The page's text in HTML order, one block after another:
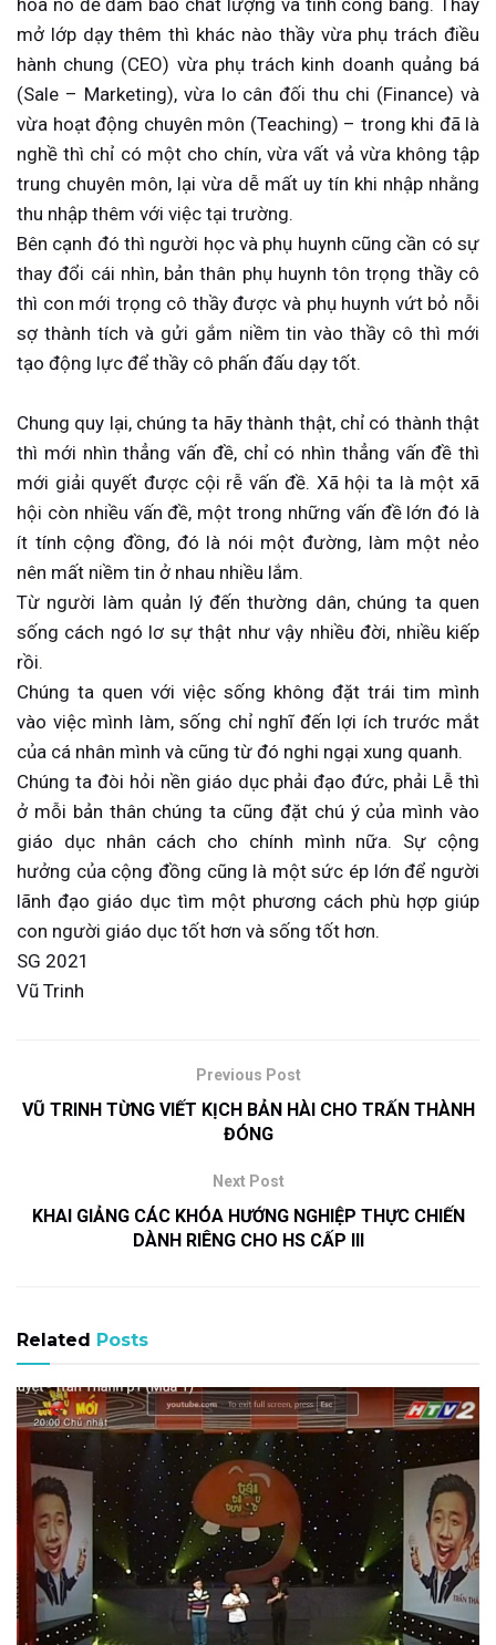
hóa nó để đảm bảo chất lượng và tính công bằng. Thầy
mở lớp dạy thêm thì khác nào thầy vừa phụ trách điều
hành chung (CEO) vừa phụ trách kinh doanh quảng bá
(Sale – Marketing), vừa lo cân đối thu chi (Finance) và
vừa hoạt động chuyên môn (Teaching) – trong khi đã là
nghề thì chỉ có một cho chín, vừa vất vả vừa không tập
trung chuyên môn, lại vừa dễ mất uy tín khi nhập nhằng
thu nhập thêm với việc tại trường.
Bên cạnh đó thì người học và phụ huynh cũng cần có sự
thay đổi cái nhìn, bản thân phụ huynh tôn trọng thầy cô
thì con mới trọng cô thầy được và phụ huynh vứt bỏ nỗi
sợ thành tích và gửi gắm niềm tin vào thầy cô thì mới
tạo động lực để thầy cô phấn đấu dạy tốt.
Chung quy lại, chúng ta hãy thành thật, chỉ có thành thật
thì mới nhìn thẳng vấn đề, chỉ có nhìn thẳng vấn đề thì
mới giải quyết được cội rễ vấn đề. Xã hội ta là một xã
hội còn nhiều vấn đề, một trong những vấn đề lớn đó là
ít tính cộng đồng, đó là nói một đường, làm một nẻo
nên mất niềm tin ở nhau nhiều lắm.
Từ người làm quản lý đến thường dân, chúng ta quen
sống cách ngó lơ sự thật như vậy nhiều đời, nhiều kiếp
rồi.
Chúng ta quen với việc sống không đặt trái tim mình
vào việc mình làm, sống chỉ nghĩ đến lợi ích trước mắt
của cá nhân mình và cũng từ đó nghi ngại xung quanh.
Chúng ta đòi hỏi nền giáo dục phải đạo đức, phải Lễ thì
ở mỗi bản thân chúng ta cũng đặt chú ý của mình vào
giáo dục nhân cách cho chính mình nữa. Sự cộng
hưởng của cộng đồng cũng là một sức ép lớn để người
lãnh đạo giáo dục tìm một phương cách phù hợp giúp
con người giáo dục tốt hơn và sống tốt hơn.
SG 2021
Vũ Trinh
Previous Post
VŨ TRINH TỪNG VIẾT KỊCH BẢN HÀI CHO TRẤN THÀNH
ĐÓNG
Next Post
KHAI GIẢNG CÁC KHÓA HƯỚNG NGHIỆP THỰC CHIẾN
DÀNH RIÊNG CHO HS CẤP III
Related Posts